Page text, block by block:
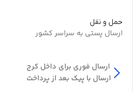
حمل و نقل
ارسال پستی به سراسر کشور
ارسال فوری برای داخل کرج
ارسال با پیک بعد از پرداخت